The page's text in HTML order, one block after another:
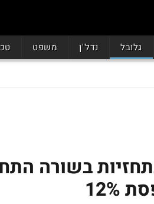
גלובל נדל"ן משפט
בשורה